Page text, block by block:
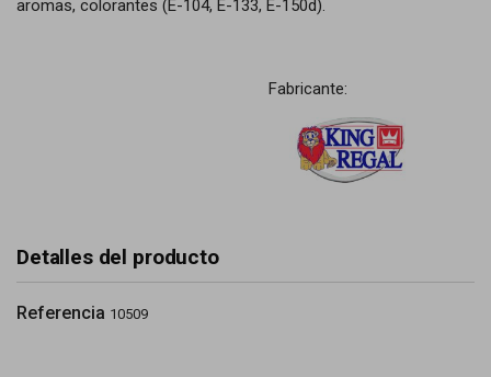
aromas, colorantes (E-104, E-133, E-150d).
Fabricante:
Detalles del producto
Referencia 10509